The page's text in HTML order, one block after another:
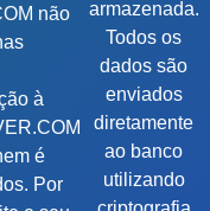
não
à
é
Por
armazenada.
Todos os
dados são
enviados
diretamente
ao banco
utilizando